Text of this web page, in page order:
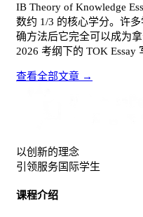
IB Theory of Knowledge
数约 1/3 的核心学分。许
确方法后它完全可以成为
2026 考纲下的 TOK Essay
查看全部文章 →
以创新的理念
引领服务国际学生
课程介绍